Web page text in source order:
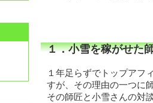
１．小雪を稼がせた
１年足らずでトップアフ
すが、その理由の一つに
その師匠と小雪さんの対